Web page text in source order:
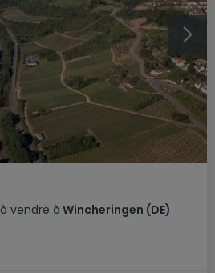
à vendre à Wincheringen (DE)